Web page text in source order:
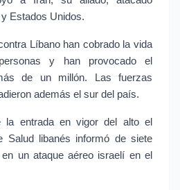
Estados Unidos.
Líbano han cobrado la vida
y han provocado el
de un millón. Las fuerzas
además el sur del país.
la entrada en vigor del alto el
Salud libanés informó de siete
un ataque aéreo israelí en el